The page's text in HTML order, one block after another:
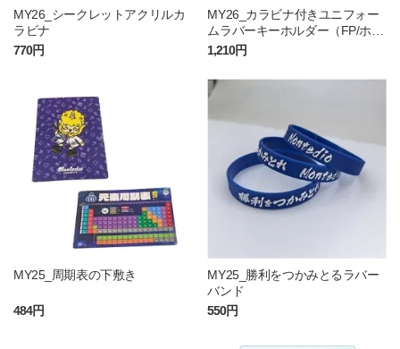
MY26_シークレットアクリルカ
ラビナ
770円
MY26_カラビナ付きユニフォー
ムラバーキーホルダー（FP/ホワ
イト）
1,210円
MY25_周期表の下敷き
484円
MY25_勝利をつかみとるラバー
バンド
550円